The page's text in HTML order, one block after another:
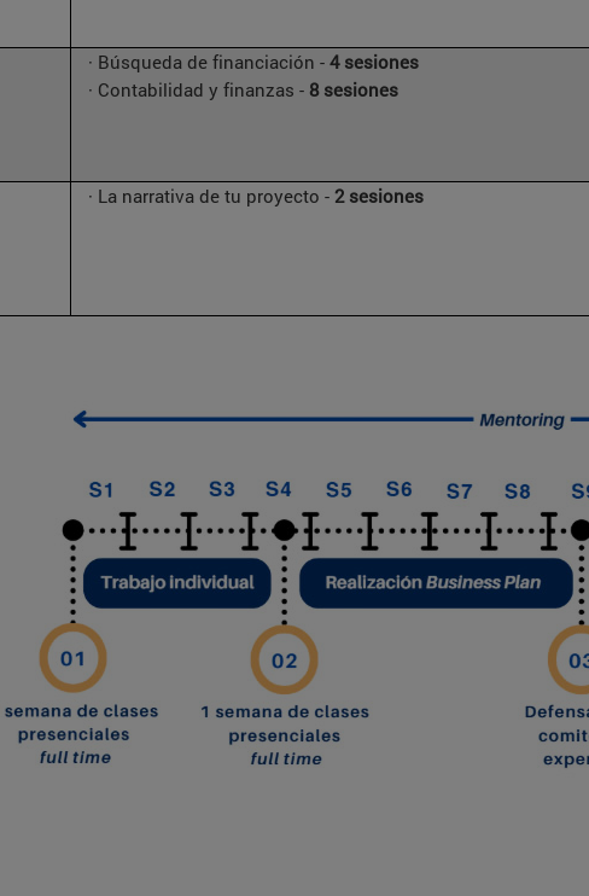
· Búsqueda de financiación - 4 sesiones
· Contabilidad y finanzas - 8 sesiones
· La narrativa de tu proyecto - 2 sesiones